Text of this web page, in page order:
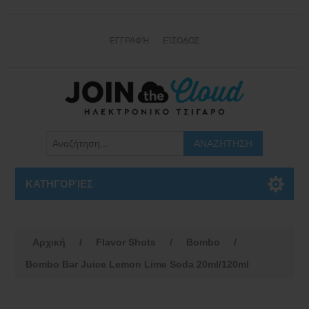
ΕΓΓΡΑΦΉ ΕΊΣΟΔΟΣ
ΚΑΤΗΓΟΡΊΕΣ
Αρχική / Flavor Shots / Bombo
/
Bombo Bar Juice Lemon Lime Soda 20ml/120ml